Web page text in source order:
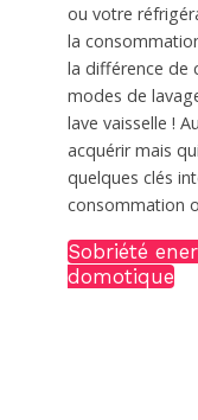
ou votre
la
la différence de
modes de
lave vaisselle !
acquérir mais
quelques clés
consommation
Sobriété
domotique